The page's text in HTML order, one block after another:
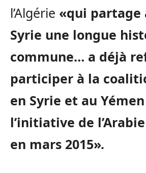
l’Algérie «qui partage
Syrie une longue
commune… a déjà
participer à la
en Syrie et au
l’initiative de
en mars 2015».